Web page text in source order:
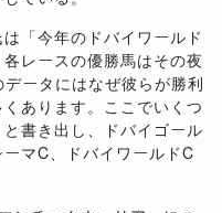
「今年のドバイワールド
レースの優勝馬はその夜
ータにはなぜ彼らが勝利
あります。ここでいくつ
書き出し、ドバイゴール
マC、ドバイワールドC